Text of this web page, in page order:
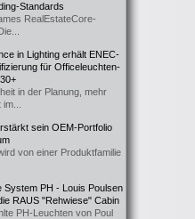
Standards
RealEstateCore-
in Lighting erhält ENEC-
für Officeleuchten-
in der Planung, mehr
sein OEM-Portfolio
von einer Produktfamilie
System PH - Louis Poulsen
RAUS "Rehwiese" Cabin
PH-Leuchten von Poul